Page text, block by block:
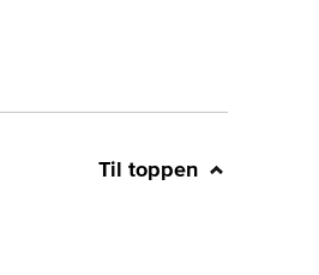
Til toppen